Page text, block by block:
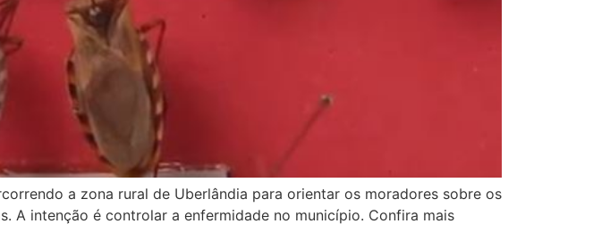
a zona rural de Uberlândia para orientar os moradores sobre os
A intenção é controlar a enfermidade no município. Confira mais